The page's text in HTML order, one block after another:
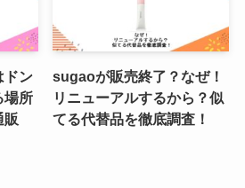
ドン
場所
販
sugaoが販売終了？なぜ！
リニューアルするから？似
てる代替品を徹底調査！